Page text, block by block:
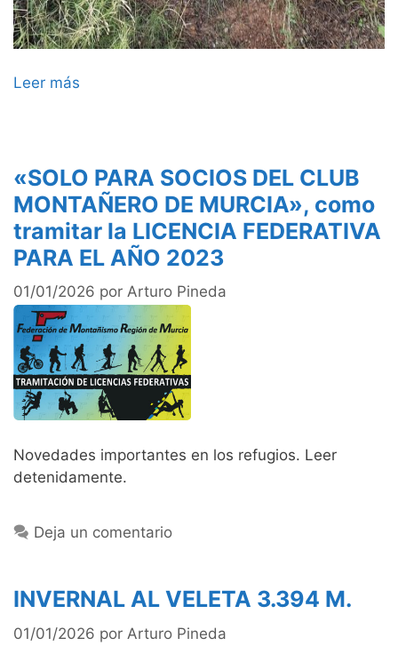
Leer más
«SOLO PARA SOCIOS DEL CLUB
MONTAÑERO DE MURCIA», como
tramitar la LICENCIA FEDERATIVA
PARA EL AÑO 2023
01/01/2026 por Arturo Pineda
Novedades importantes en los refugios. Leer
detenidamente.
Deja un comentario
INVERNAL AL VELETA 3.394 M.
01/01/2026 por Arturo Pineda